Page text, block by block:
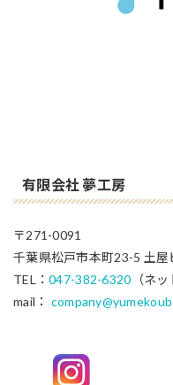
有限会社 夢工房
〒271-0091
千葉県松戸市本町23-5 土屋
TEL：047-382-6320 （ネ
mail：